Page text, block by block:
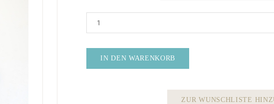
IN DEN WARENKORB
ZUR WUNSCHLISTE